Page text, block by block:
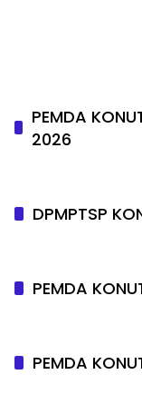
PEMDA
2026
DPMPTSP
PEMDA
PEMDA